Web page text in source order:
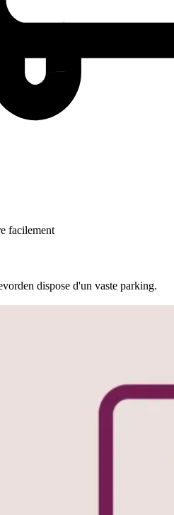
facilement
dispose d'un vaste parking.